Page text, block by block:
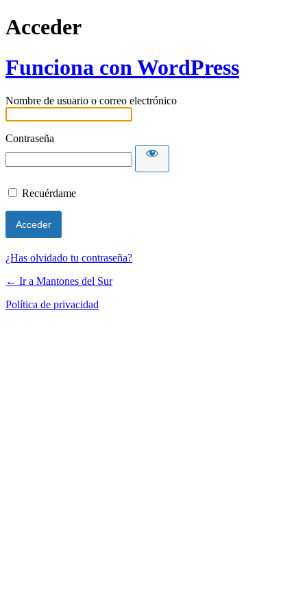
Acceder
Funciona con WordPress
Nombre de usuario o correo electrónico
Contraseña
Recuérdame
¿Has olvidado tu contraseña?
← Ir a Mantones del Sur
Política de privacidad